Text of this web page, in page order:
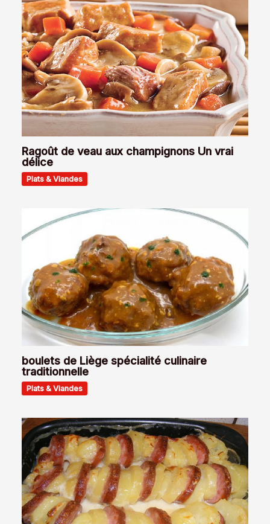
Ragoût de veau aux champignons Un vrai
délice
Plats & Viandes
boulets de Liège spécialité culinaire
traditionnelle
Plats & Viandes